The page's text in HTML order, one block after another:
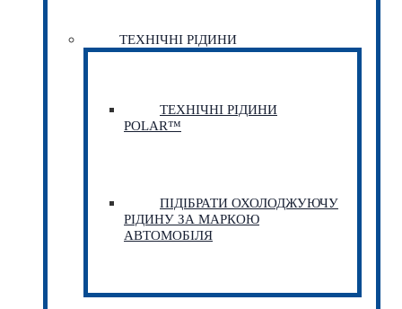
ТЕХНІЧНІ РІДИНИ
ТЕХНІЧНІ РІДИНИ
POLAR™
ПІДІБРАТИ ОХОЛОДЖУЮЧУ
РІДИНУ ЗА МАРКОЮ
АВТОМОБІЛЯ